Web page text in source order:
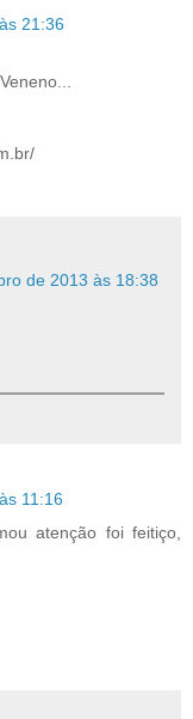
21:36
de 2013 às 18:38
11:16
atenção foi feitiço,